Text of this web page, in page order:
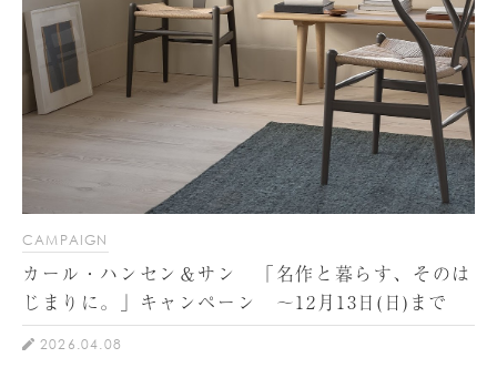
CAMPAIGN
カール・ハンセン＆サン 「名作と暮らす、そのは
じまりに。」キャンペーン ～12月13日(日)まで
2026.04.08